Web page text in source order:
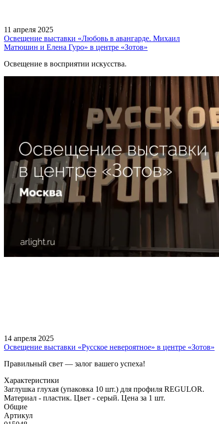
11 апреля 2025
Освещение выставки «Любовь в авангарде. Михаил
Матюшин и Елена Гуро» в центре «Зотов»
Освещение в восприятии искусства.
14 апреля 2025
Освещение выставки «Русское невероятное» в центре «Зотов»
Правильный свет — залог вашего успеха!
Характеристики
Заглушка глухая (упаковка 10 шт.) для профиля REGULOR.
Материал - пластик. Цвет - серый. Цена за 1 шт.
Общие
Артикул